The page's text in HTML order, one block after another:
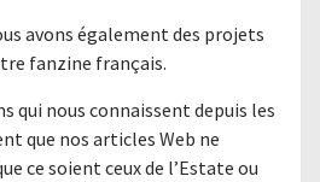
avons également des projets
fanzine français.
qui nous connaissent depuis les
que nos articles Web ne
ce soient ceux de l’Estate ou